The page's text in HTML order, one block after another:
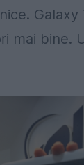
Galaxy
mai bine.